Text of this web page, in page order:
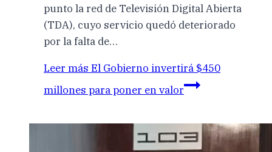
punto la red de Televisión Digital Abierta
(TDA), cuyo servicio quedó deteriorado
por la falta de…
Leer más El Gobierno invertirá $450
millones para poner en valor